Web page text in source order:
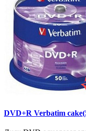
DVD+R Verbatim